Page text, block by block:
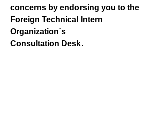
concerns by endorsing you to the
Foreign Technical Intern
Organization`s
Consultation Desk.